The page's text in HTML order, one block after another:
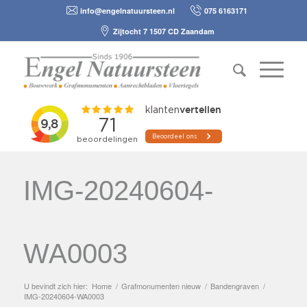
info@engelnatuursteen.nl
075 6163171
Zijtocht 7 1507 CD Zaandam
IMG-20240604-
WA0003
U bevindt zich hier: Home / Grafmonumenten nieuw / Bandengraven /
IMG-20240604-WA0003